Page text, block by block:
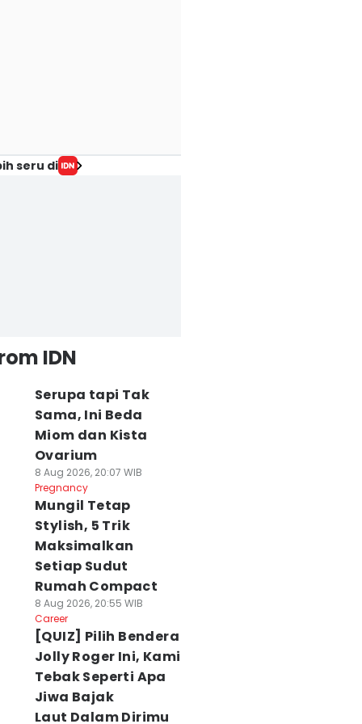
seru di
IDN
Serupa tapi Tak
Sama, Ini Beda
Miom dan Kista
Ovarium
8 Aug 2026, 20:07 WIB
Pregnancy
Mungil Tetap
Stylish, 5 Trik
Maksimalkan
Setiap Sudut
Rumah Compact
8 Aug 2026, 20:55 WIB
Career
[QUIZ] Pilih Bendera
Jolly Roger Ini, Kami
Tebak Seperti Apa
Jiwa Bajak
Laut Dalam Dirimu